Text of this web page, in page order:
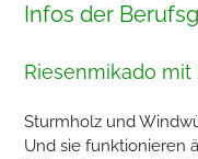
Infos der
Riesenmikado mit
Sturmholz und
Und sie funktionieren